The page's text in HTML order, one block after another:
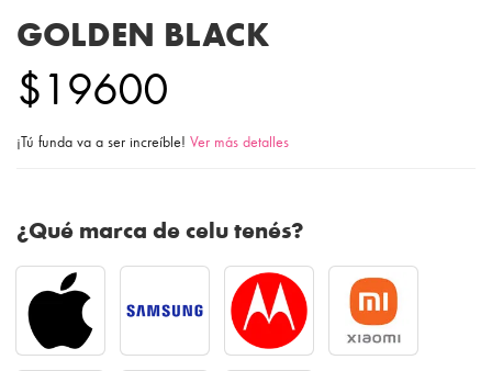
GOLDEN BLACK
$19600
¡Tú funda va a ser increíble! Ver más detalles
¿Qué marca de celu tenés?